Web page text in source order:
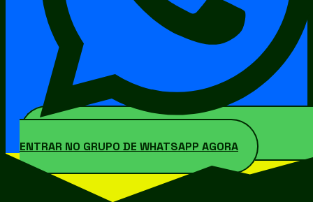
ENTRAR NO GRUPO DE WHATSAPP AGORA